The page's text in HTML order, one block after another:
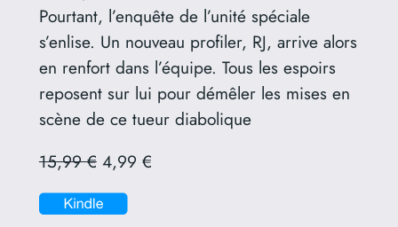
Pourtant, l’enquête de l’unité spéciale
s’enlise. Un nouveau profiler, RJ, arrive alors
en renfort dans l’équipe. Tous les espoirs
reposent sur lui pour démêler les mises en
scène de ce tueur diabolique
15,99 €4,99 €